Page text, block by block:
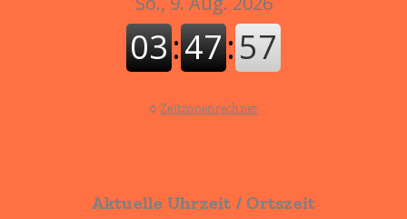
©Zeitzonenrechner
Aktuelle Uhrzeit / Ortszeit